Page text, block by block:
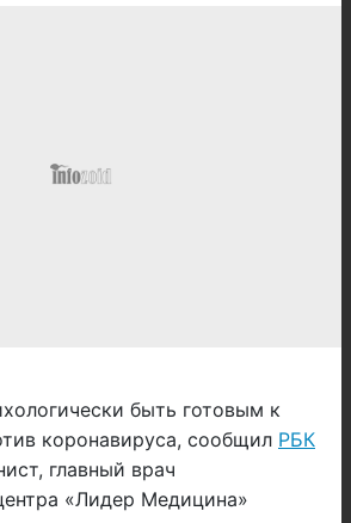
быть готовым к
коронавируса, сообщил РБК
главный врач
«Лидер Медицина»